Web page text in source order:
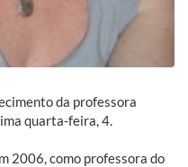
da professora
quarta-feira, 4.
2006, como professora do